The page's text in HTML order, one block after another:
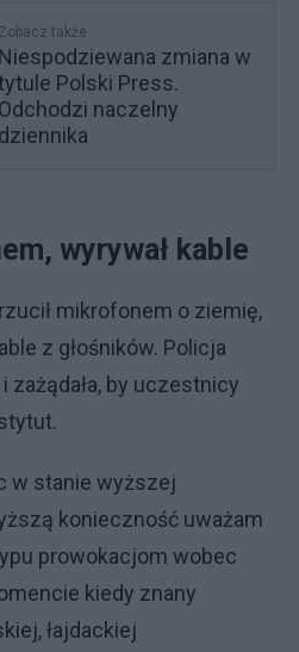
Zobacz także
Niespodziewana zmiana w
Polski Press.
Odchodzi naczelny
dziennika
wyrywał kable
mikrofonem o ziemię,
z głośników. Policja
zażądała, by uczestnicy
w stanie wyższej
konieczność uważam
prowokacjom wobec
kiedy znany
łajdackiej